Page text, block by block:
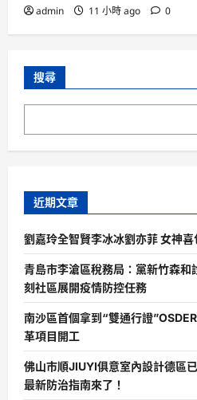
admin 11 小時 ago 0
搜尋
近期文章
劉嘉玲全智賢李冰冰劉亦菲 女神
青島市李滄區稅務局：黨新竹森和
刻社區展開疫情防控任務
南沙區首個拿到“雙通行證
革項目開工
佛山市順JIUYI俱意室內設計德區
最新防治指南來了！